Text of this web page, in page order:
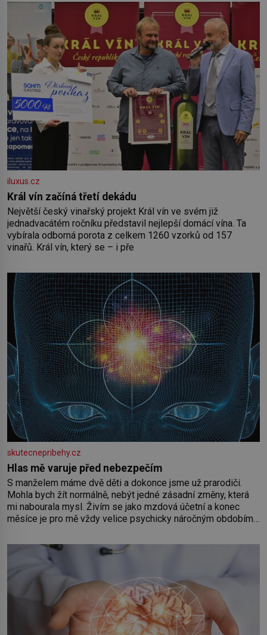
Předškolní věk je
iluxus.cz
Král vín začíná třetí dekádu
Největší český vinařský projekt Král vín ve svém již
jednadvacátém ročníku představil nejlepší domácí vína. Ta
vybírala odborná porota z celkem 1260 vzorků od 157
vinařů. Král vín, který se – i pře
skutecnepribehy.cz
Hlas mě varuje před nebezpečím
S manželem máme dvě děti a dokonce jsme už prarodiči.
Mohla bych žít normálně, nebýt jedné zásadní změny, která
mi nabourala mysl. Živím se jako mzdová účetní a konec
měsíce je pro mě vždy velice psychicky náročným obdobím.
o pomoc, co se hlídání týče. Dalo by se